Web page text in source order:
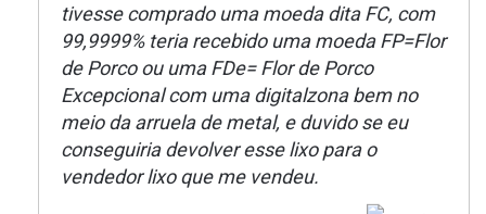
tivesse comprado uma moeda dita FC, com
99,9999% teria recebido uma moeda FP=Flor
de Porco ou uma FDe= Flor de Porco
Excepcional com uma digitalzona bem no
meio da arruela de metal, e duvido se eu
conseguiria devolver esse lixo para o
vendedor lixo que me vendeu.